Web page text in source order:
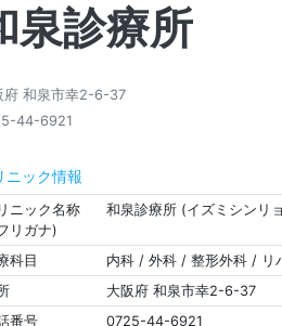
泉診療所
府 和泉市幸2-6-37
44-6921
ニック情報
ニック名称
リガナ)
和泉診療所 (イズミシンリ
科目
内科 / 外科 / 整形外科 / リ
大阪府 和泉市幸2-6-37
番号
0725-44-6921